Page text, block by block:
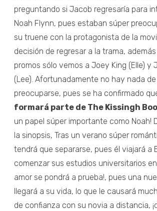
preguntando si Jacob regresaría para
Noah Flynn, pues estaban súper
su truene con la protagonista de la
decisión de regresar a la trama,
promos sólo vemos a Joey King (Elle) y
(Lee). Afortunadamente no hay nada
preocuparse, pues se ha confirmado
formará parte de The Kissingh
un papel súper importante como Noah!
la sinopsis, Tras un verano súper
tendrá que separarse, pues él viajará a
comenzar sus estudios universitarios en
amor se pondrá a prueba!, pues una
llegará a su vida, lo que le causará
de confianza con su novia a distancia,